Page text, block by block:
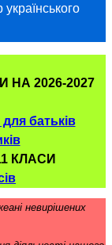
2026-2027
батьків
КЛАСИ
невирішених